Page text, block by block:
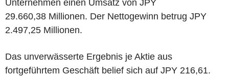
Unternehmen einen Umsatz von JPY
29.660,38 Millionen. Der Nettogewinn betrug JPY
2.497,25 Millionen.
Das unverwässerte Ergebnis je Aktie aus
fortgeführtem Geschäft belief sich auf JPY 216,61.